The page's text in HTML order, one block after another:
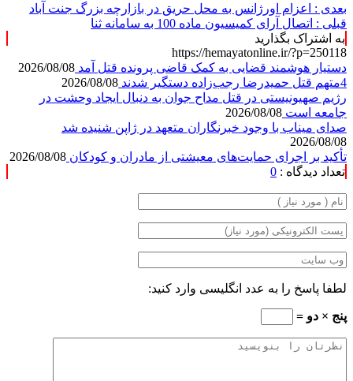
بعدی : اعزام اورژانس به محل حریق در بازارچه بزرگ جنت آباد
قبلی : اتصال آرای کمیسیون ماده 100 به سامانه ثنا
به اشتراک بگذارید
https://hemayatonline.ir/?p=250118
دستیار هوشمند قضایی به کمک قاضی پرونده قتل آمد 2026/08/08
4متهم قتل حمیدرضا رجب‌زاده دستگیر شدند
2026/08/08
رژیم صهیونیستی در قتل مداح جوان به دنبال ایجاد وحشت در
جامعه است 2026/08/08
صدای میناب با وجود خبرنگاران متعهد در ژاپن شنیده شد
2026/08/08
تأکید بر اجرای حمایت‌های معیشتی از مادران و کودکان 2026/08/08
تعداد دیدگاه : 0
لطفا پاسخ را به عدد انگلیسی وارد کنید:
پنج × دو =